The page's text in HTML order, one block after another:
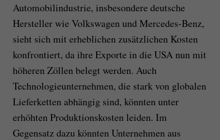
Automobilindustrie, insbesondere deutsche
Hersteller wie Volkswagen und Mercedes-Benz,
sieht sich mit erheblichen zusätzlichen Kosten
konfrontiert, da ihre Exporte in die USA nun mit
höheren Zöllen belegt werden. Auch
Technologieunternehmen, die stark von globalen
Lieferketten abhängig sind, könnten unter
erhöhten Produktionskosten leiden. Im
Gegensatz dazu könnten Unternehmen aus